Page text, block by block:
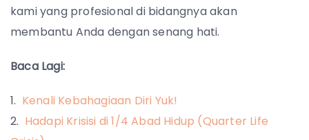
kami yang profesional di bidangnya akan
membantu Anda dengan senang hati.
Baca Lagi:
Kenali Kebahagiaan Diri Yuk!
Hadapi Krisisi di 1/4 Abad Hidup (Quarter Life